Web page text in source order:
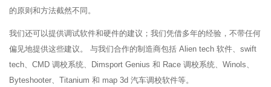
的原则和方法截然不同。
我们还可以提供调试软件和硬件的建议；我们凭借多年的经验，不带任何
偏见地提供这些建议。 与我们合作的制造商包括 Alien tech 软件、swift
tech、CMD 调校系统、Dimsport Genius 和 Race 调校系统、Winols、
Byteshooter、Titanium 和 map 3d 汽车调校软件等。